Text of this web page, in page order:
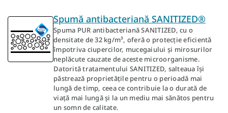
Spumă antibacteriană SANITIZED®
Spuma PUR antibacteriană SANITIZED, cu o
densitate de 32 kg/m³, oferă o protecție eficientă
împotriva ciupercilor, mucegaiului și mirosurilor
neplăcute cauzate de aceste microorganisme.
Datorită tratamentului SANITIZED, salteaua își
păstrează proprietățile pentru o perioadă mai
lungă de timp, ceea ce contribuie la o durată de
viață mai lungă și la un mediu mai sănătos pentru
un somn de calitate.